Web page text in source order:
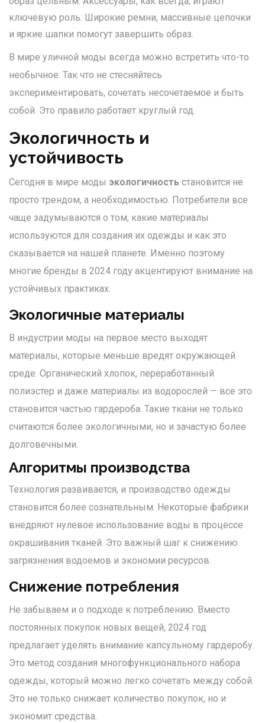
ключевую роль. Широкие ремни, массивные цепочки
и яркие шапки помогут завершить образ.
В мире уличной моды всегда можно встретить что-то
необычное. Так что не стесняйтесь
экспериментировать, сочетать несочетаемое и быть
собой. Это правило работает круглый год.
Экологичность и
устойчивость
Сегодня в мире моды экологичность становится не
просто трендом, а необходимостью. Потребители все
чаще задумываются о том, какие материалы
используются для создания их одежды и как это
сказывается на нашей планете. Именно поэтому
многие бренды в 2024 году акцентируют внимание на
устойчивых практиках.
Экологичные материалы
В индустрии моды на первое место выходят
материалы, которые меньше вредят окружающей
среде. Органический хлопок, переработанный
полиэстер и даже материалы из водорослей — все это
становится частью гардероба. Такие ткани не только
считаются более экологичными, но и зачастую более
долговечными.
Алгоритмы производства
Технология развивается, и производство одежды
становится более сознательным. Некоторые фабрики
внедряют нулевое использование воды в процессе
окрашивания тканей. Это важный шаг к снижению
загрязнения водоемов и экономии ресурсов.
Снижение потребления
Не забываем и о подходе к потреблению. Вместо
постоянных покупок новых вещей, 2024 год
предлагает уделять внимание капсульному гардеробу.
Это метод создания многофункционального набора
одежды, который можно легко сочетать между собой.
Это не только снижает количество покупок, но и
экономит средства.